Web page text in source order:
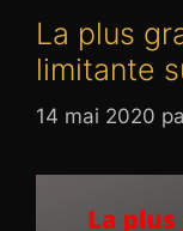
La plus
limitante
14 mai 2020